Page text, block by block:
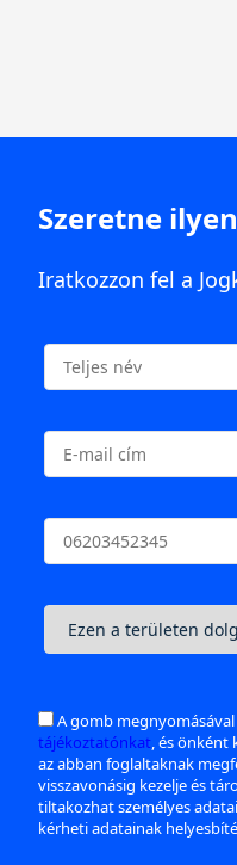
Szeretne
Iratkozzon fel a
A gomb
tájékoztatónkat, és önként
az abban foglaltaknak
visszavonásig kezelje és
tiltakozhat személyes
kérheti adatainak